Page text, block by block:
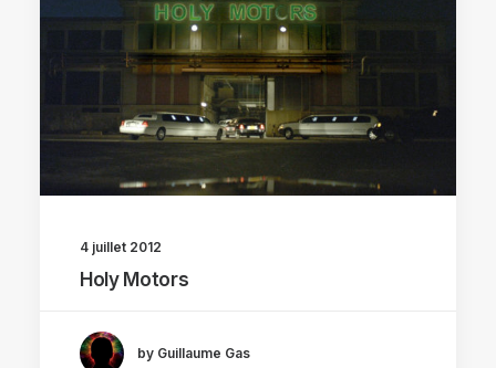
4 juillet 2012
Holy Motors
by Guillaume Gas